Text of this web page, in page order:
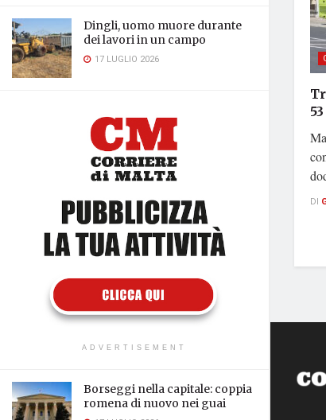
Dingli, uomo muore durante
dei lavori in un campo
17 LUGLIO 2026
ADVERTISEMENT
Borseggi nella capitale: coppia
romena di nuovo nei guai
DI